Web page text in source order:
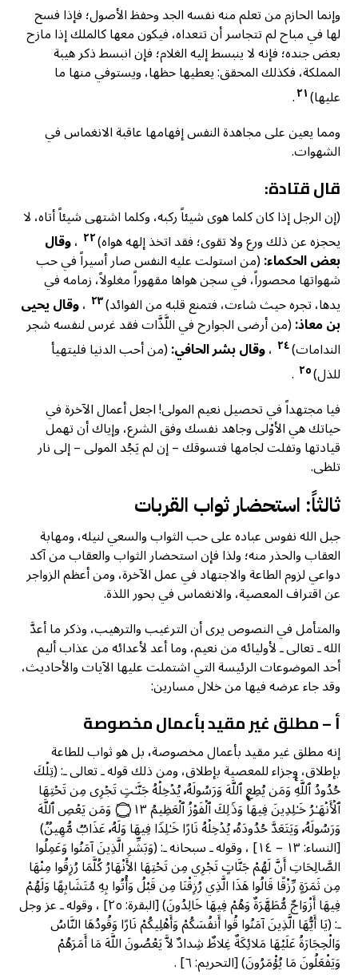
وإنما الحازم من تعلم منه نفسه الجد وحفظ الأصول؛ فإذا فسح
لها في مباح لم تتجاسر أن تتعداه، فيكون معها كالملك إذا مازح
بعض جنده؛ فإنه لا ينبسط إليه الغلام؛ فإن انبسط ذكر هيبة
المملكة، فكذلك المحقق: يعطيها حظها، ويستوفي منها ما
عليها)٢١.
ومما يعين على مجاهدة النفس إفهامها عاقبة الانغماس في
الشهوات.
قال قتادة:
(إن الرجل إذا كان كلما هوى شيئاً ركبه، وكلما اشتهى شيئاً أتاه، لا
يحجزه عن ذلك ورع ولا تقوى؛ فقد اتخذ إلهه هواه)٢٢ ،وقال
بعض الحكماء:(من استولت عليه النفس صار أسيراً في حب
شهواتها محصوراً، في سجن هواها مقهوراً مغلولاً، زمامه في
يدها، تجره حيث شاءت، فتمنع قلبه من الفوائد)٢٣ ،وقال يحيى
بن معاذ:(من أرضى الجوارح في اللَّذَّات فقد غرس لنفسه شجر
الندامات)٢٤ ،وقال بشر الحافي:(من أحب الدنيا فليتهيأ
للذل)٢٥ .
فيا مجتهداً في تحصيل نعيم المولى! اجعل أعمال الآخرة في
حياتك هي الأوْلى وجاهد نفسك وفق الشرع، وإياك أن تهمل
قيادتها وتفلت لجامها فتسوقك – إن لم يَجُد المولى – إلى نار
تلظى.
ثالثاً: استحضار ثواب القربات
جبل الله نفوس عباده على حب الثواب والسعي لنيله، ومهابة
العقاب والحذر منه؛ ولذا فإن استحضار الثواب والعقاب من آكد
دواعي لزوم الطاعة والاجتهاد في عمل الآخرة، ومن أعظم الزواجر
عن اقتراف المعصية، والانغماس في بحور اللذة.
والمتأمل في النصوص يرى أن الترغيب والترهيب، وذكر ما أعدَّ
الله ـ تعالى ـ لأوليائه من نعيم، وما أعد لأعدائه من عذاب أليم
أحد الموضوعات الرئيسة التي اشتملت عليها الآيات والأحاديث،
وقد جاء عرضه فيها من خلال مسارين:
أ – مطلق غير مقيد بأعمال مخصوصة
إنه مطلق غير مقيد بأعمال مخصوصة،بل هو ثواب للطاعة
بإطلاق، وجزاء للمعصية بإطلاق، ومن ذلك قوله ـ تعالى ـ: (تِلۡكَ
حُدُودُ ٱللَّهِۚ وَمَن یُطِعِ ٱللَّهَ وَرَسُولَهُۥ یُدۡخِلۡهُ جَنَّـٰتࣲ تَجۡرِی مِن تَحۡتِهَا
ٱلۡأَنۡهَـٰرُ خَـٰلِدِینَ فِیهَاۚ وَذَ ٰ⁠لِكَ ٱلۡفَوۡزُ ٱلۡعَظِیمُ ۝١٣ وَمَن یَعۡصِ ٱللَّهَ
وَرَسُولَهُۥ وَیَتَعَدَّ حُدُودَهُۥ یُدۡخِلۡهُ نَارًا خَـٰلِدࣰا فِیهَا وَلَهُۥ عَذَابࣱ مُّهِینࣱ)
[النساء: ١٣ – ١٤] ، وقوله ـ سبحانه ـ: (وَبَشِّرِ الَّذِينَ آمَنُوا وَعَمِلُوا
الصَّالِحَاتِ أَنَّ لَهُمْ جَنَّاتٍ تَجْرِي مِن تَحْتِهَا الأَنْهَارُ كُلَّمَا رُزِقُوا مِنْهَا
مِن ثَمَرَةٍ رِّزْقًا قَالُوا هَذَا الَّذِي رُزِقْنَا مِن قَبْلُ وَأُتُوا بِهِ مُتَشَابِهًا وَلَهُمْ
فِيهَا أَزْوَاجٌ مُّطَهَّرَةٌ وَهُمْ فِيهَا خَالِدُونَ) [البقرة: ٢٥] ، وقوله ـ عز وجل
ـ: (يَا أَيُّهَا الَّذِينَ آمَنُوا قُوا أَنفُسَكُمْ وَأَهْلِيكُمْ نَارًا وَقُودُهَا النَّاسُ
وَالْحِجَارَةُ عَلَيْهَا مَلائِكَةٌ غِلاظٌ شِدادٌ لاَّ يَعْصُونَ اللَّهَ مَا أَمَرَهُمْ
وَيَفْعَلُونَ مَا يُؤْمَرُونَ) [التحريم: ٦] .